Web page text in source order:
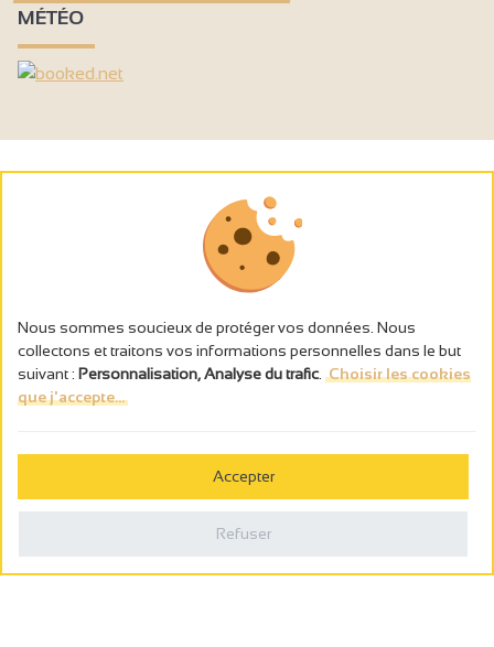
MÉTÉO
L’abus d’alcool est dangereux pour la santé, à consommer avec
Politique de confidentialité
Nous sommes soucieux de protéger vos données. Nous
collectons et traitons vos informations personnelles dans le but
suivant : Personnalisation, Analyse du trafic Choisir les cookies
que j'accepte...
Accepter
Refuser